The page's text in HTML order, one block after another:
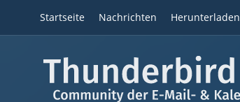
Startseite Nachrichten Herunterladen